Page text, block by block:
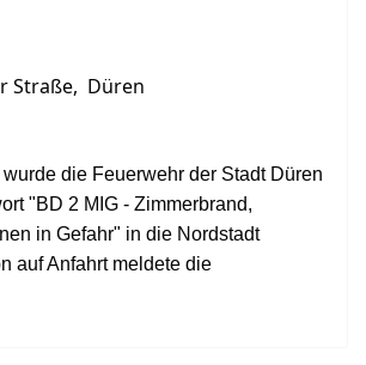
Straße, Düren
die Feuerwehr der Stadt Düren
"BD 2 MIG - Zimmerbrand,
in Gefahr" in die Nordstadt
auf Anfahrt meldete die